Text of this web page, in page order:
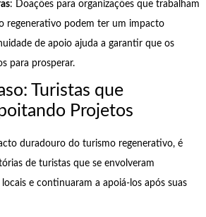
: Doações para organizações que trabalham
regenerativo podem ter um impacto
de apoio ajuda a garantir que os
para prosperar.
Turistas que
Projetos
duradouro do turismo regenerativo, é
de turistas que se envolveram
e continuaram a apoiá-los após suas